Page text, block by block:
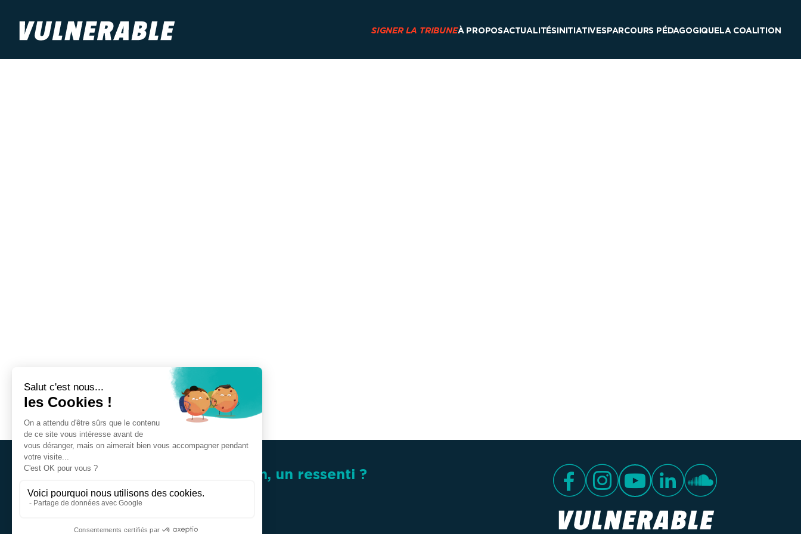
SIGNER LA TRIBUNEÀ PROPOSACTUALITÉS INITIATIVES PARCOURS PÉDAGOGIQUELA COALITION
Une idée, une suggestion, un ressenti ?
Ecrivez-nous.